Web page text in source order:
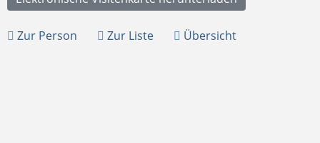
Zur Person Zur Liste Übersicht